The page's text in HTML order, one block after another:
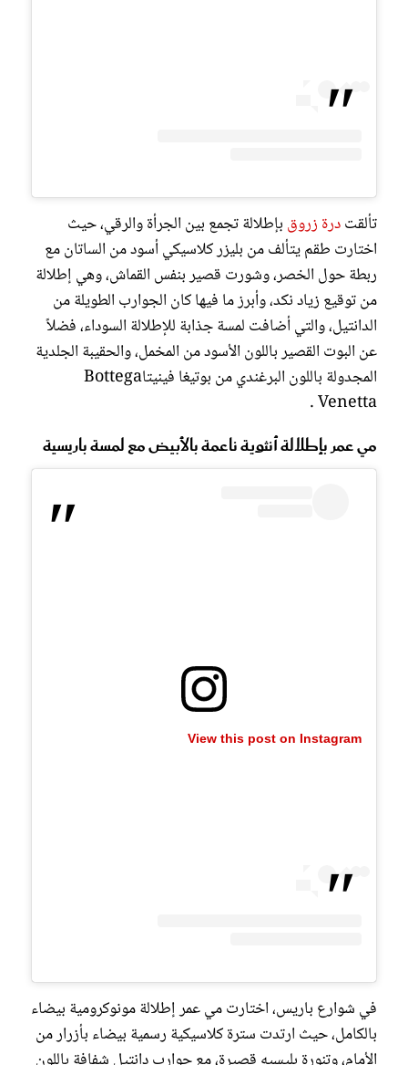
تألقتدرة زروق بإطلالة تجمع بين الجرأة والرقي، حيث
اختارت طقم يتألف من بليزر كلاسيكي أسود من الساتان مع
ربطة حول الخصر، وشورت قصير بنفس القماش، وهي إطلالة
من توقيع زياد نكد، وأبرز ما فيها كان الجوارب الطويلة من
الدانتيل، والتي أضافت لمسة جذابة للإطلالة السوداء، فضلاً
عن البوت القصير باللون الأسود من المخمل، والحقيبة الجلدية
المجدولة باللون البرغندي من بوتيغا فينيتاBottega
Venetta .
مي عمر بإطلالة أنثوية ناعمة بالأبيض مع لمسة باريسية
View this post on Instagram
في شوارع باريس، اختارت مي عمر إطلالة مونوكرومية بيضاء
بالكامل، حيث ارتدت سترة كلاسيكية رسمية بيضاء بأزرار من